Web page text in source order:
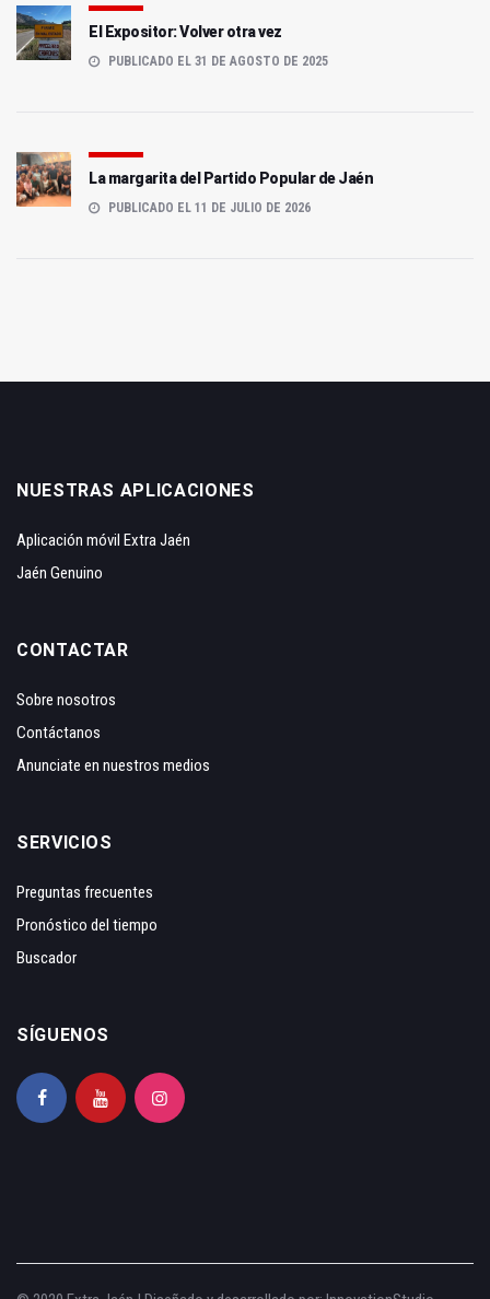
El Expositor: Volver otra vez
PUBLICADO EL 31 DE AGOSTO DE 2025
La margarita del Partido Popular de Jaén
PUBLICADO EL 11 DE JULIO DE 2026
NUESTRAS APLICACIONES
Aplicación móvil Extra Jaén
Jaén Genuino
CONTACTAR
Sobre nosotros
Contáctanos
Anunciate en nuestros medios
SERVICIOS
Preguntas frecuentes
Pronóstico del tiempo
Buscador
SÍGUENOS